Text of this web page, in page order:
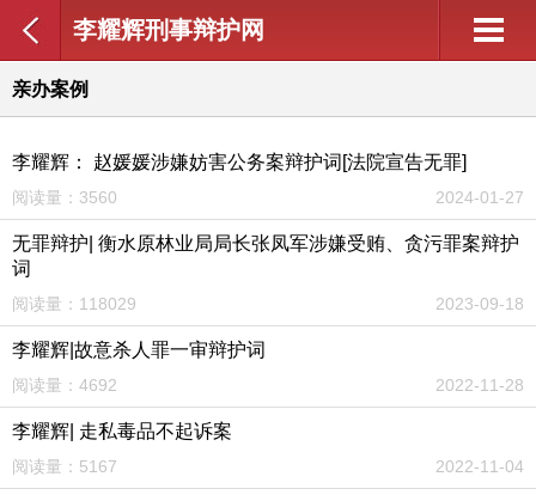
李耀辉刑事辩护网
亲办案例
李耀辉： 赵媛媛涉嫌妨害公务案辩护词[法院宣告无罪]
阅读量：3560 2024-01-27
无罪辩护| 衡水原林业局局长张凤军涉嫌受贿、贪污罪案辩护
词
阅读量：118029 2023-09-18
李耀辉|故意杀人罪一审辩护词
阅读量：4692 2022-11-28
李耀辉| 走私毒品不起诉案
阅读量：5167 2022-11-04